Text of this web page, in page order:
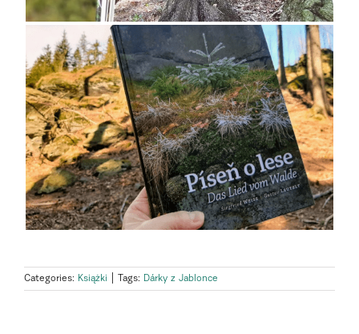
Categories: Książki Tags: Dárky z Jablonce